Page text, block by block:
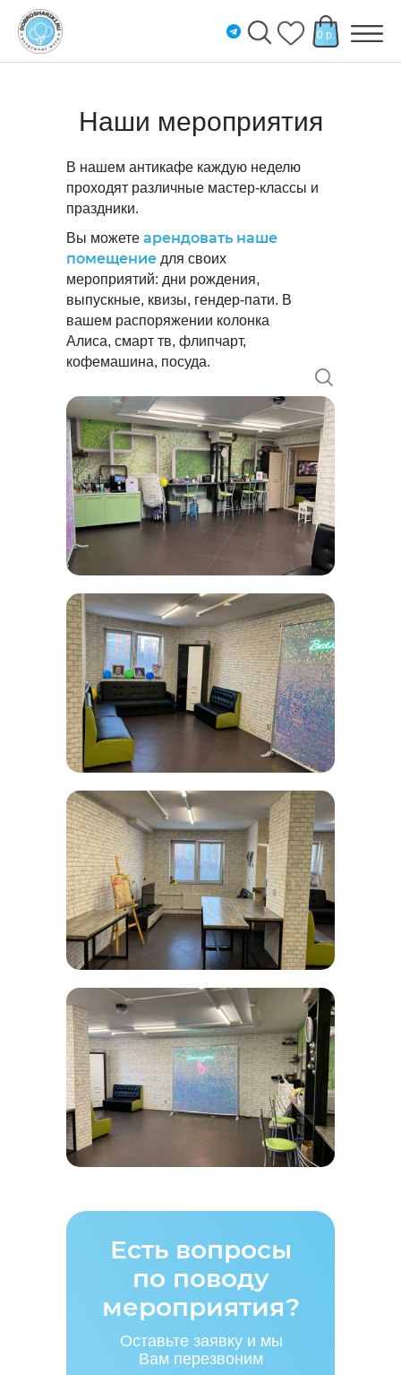
0 р.
Наши мероприятия
В нашем антикафе каждую неделю
проходят различные мастер-классы и
праздники.
Вы можете арендовать наше
помещение для своих
мероприятий: дни рождения,
выпускные, квизы, гендер-пати. В
вашем распоряжении колонка
Алиса, смарт тв, флипчарт,
кофемашина, посуда.
Есть вопросы
по поводу
мероприятия?
Оставьте заявку и мы
Вам перезвоним
Самые популярные